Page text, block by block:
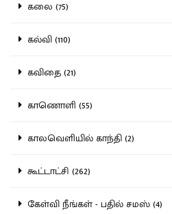
கலை (75)
கல்வி (110)
கவிதை (21)
காணொளி (55)
காலவெளியில் காந்தி (2)
கூட்டாட்சி (262)
கேள்வி நீங்கள் - பதில் சமஸ் (4)